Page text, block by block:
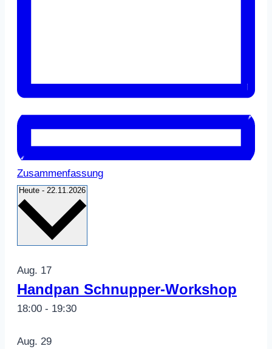
Zusammenfassung
Heute - 22.11.2026Datum
of
Veranstaltungen
in
Aug. 17
Handpan Schnupper-Workshop
18:00 - 19:30
Aug. 29